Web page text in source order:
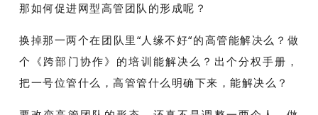
那如何促进网型高管团队的形成呢？
换掉那一两个在团队里“人缘不好“的高管能解决么？做
个《跨部门协作》的培训能解决么？出个分权手册，
把一号位管什么，高管管什么明确下来，能解决么？